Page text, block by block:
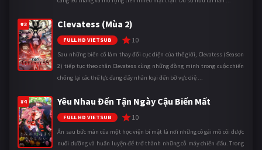
#3 Clevatess (Mùa 2)
FULL HD VIETSUB 10
Sau những biến cố làm thay đổi cục diện của thế giới, Clevatess (Season
2) tiếp tục theo chân Clevatess cùng những đồng minh trong cuộc chiến
chống lại các thế lực đang đẩy nhân loại đến bờ vực diệ ...
#4 Yêu Nhau Đến Tận Ngày Cậu Biến Mất
FULL HD VIETSUB 10
Ẩn sau bức màn của một học viện bí mật là nơi những cô gái mồ côi được
nuôi dưỡng và huấn luyện để trở thành những cỗ máy chiến đấu. Trong